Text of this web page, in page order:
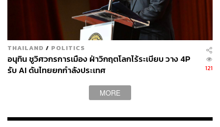
THAILAND / POLITICS
อนุทิน ชูวิศวกรการเมือง ฝ่าวิกฤตโลกไร้ระเบียบ วาง 4P
รับ AI ดันไทยยกกำลังประเทศ
121
MORE